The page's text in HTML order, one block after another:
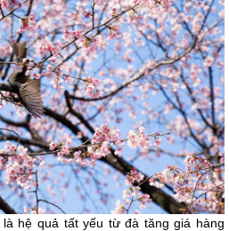
hệ quả tất yếu từ đà tăng giá hàng